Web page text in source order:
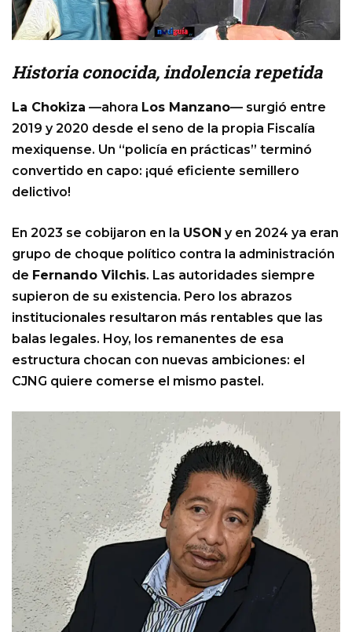
Historia conocida, indolencia repetida
La Chokiza —ahora Los Manzano— surgió entre
2019 y 2020 desde el seno de la propia Fiscalía
mexiquense. Un “policía en prácticas” terminó
convertido en capo: ¡qué eficiente semillero
delictivo!
En 2023 se cobijaron en la USON y en 2024 ya eran
grupo de choque político contra la administración
de Fernando Vilchis. Las autoridades siempre
supieron de su existencia. Pero los abrazos
institucionales resultaron más rentables que las
balas legales. Hoy, los remanentes de esa
estructura chocan con nuevas ambiciones: el
CJNG quiere comerse el mismo pastel.